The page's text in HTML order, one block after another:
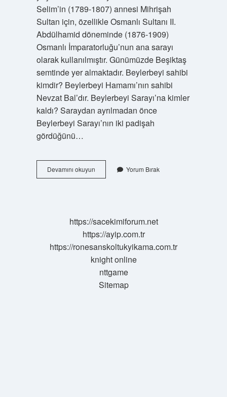
Selim’in (1789-1807) annesi Mihrişah
Sultan için, özellikle Osmanlı Sultanı II.
Abdülhamid döneminde (1876-1909)
Osmanlı İmparatorluğu’nun ana sarayı
olarak kullanılmıştır. Günümüzde Beşiktaş
semtinde yer almaktadır. Beylerbeyi sahibi
kimdir? Beylerbeyi Hamamı’nın sahibi
Nevzat Bal’dır. Beylerbeyi Sarayı’na kimler
kaldı? Saraydan ayrılmadan önce
Beylerbeyi Sarayı’nın iki padişah
gördüğünü…
Devamını okuyunBeylerbeyinde
Kim
Yorum Bırak
https://sacekimiforum.net
https://ayip.com.tr
https://ronesanskoltukyikama.com.tr
knight online
nttgame
Sitemap